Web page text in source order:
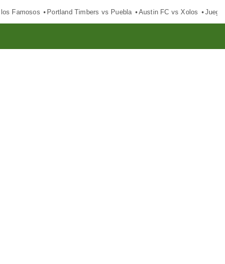
Famosos Portland Timbers vs Puebla Austin FC vs Xolos